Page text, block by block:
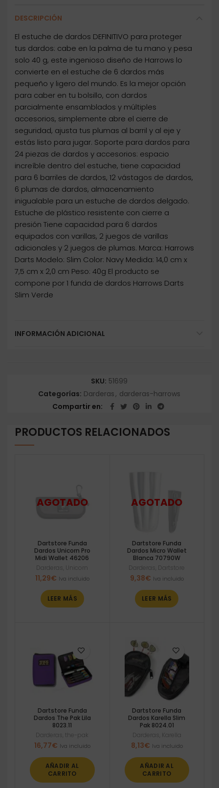
DESCRIPCIÓN
El estuche de dardos DEFINITIVO para proteger
tus dardos: cabe en la palma de tu mano y pesa
solo 40 g, este ingenioso diseño de Harrows lo
convierte en el estuche de 6 dardos más
pequeño y ligero del mundo. Es la mejor opción
para caber en tu bolsillo, con dardos
parcialmente ensamblados y múltiples
accesorios, simplemente abre el cierre de
seguridad, ajusta tus plumas al barril y al eje y
estás listo para jugar. Soporte para dardos para
24 piezas de dardos y accesorios: espacio
increíble dentro del estuche, tiene capacidad
para 6 barriles de dardos, 12 vástagos de dardos,
6 plumas de dardos, almacenamiento
inigualable para un estuche de dardos delgado.
Estuche de plástico resistente con cierre a
presión Tiene capacidad para 6 dardos
equipados con varillas, 2 juegos de varillas
adicionales y 2 juegos de plumas. Marca: Harrows
Darts Modelo: Slim Color: Navy Medida: 14,0 cm x
7,5 cm x 2,0 cm Peso: 40g El producto se
compone por 1 funda de dardos Harrows Darts
Slim Verde
INFORMACIÓN ADICIONAL
SKU: 51699
Categorías: Darderas, darderas-harrows
Compartir en
PRODUCTOS RELACIONADOS
Dartstore Funda
Dardos Unicorn Pro
Midi Wallet 46206
Darderas Unicorn
11,29€ Iva incluido
LEER MÁS
Dartstore Funda
Dardos Micro Wallet
Blanca 70790W
Darderas Dartstore
9,38€ Iva incluido
LEER MÁS
Dartstore Funda
Dardos The Pak Lila
8023.11
Darderas the-pak
16,77€ Iva incluido
AÑADIR AL
CARRITO
Dartstore Funda
Dardos Karella Slim
Pak 8024.01
Darderas Karella
8,13€ Iva incluido
AÑADIR AL
CARRITO